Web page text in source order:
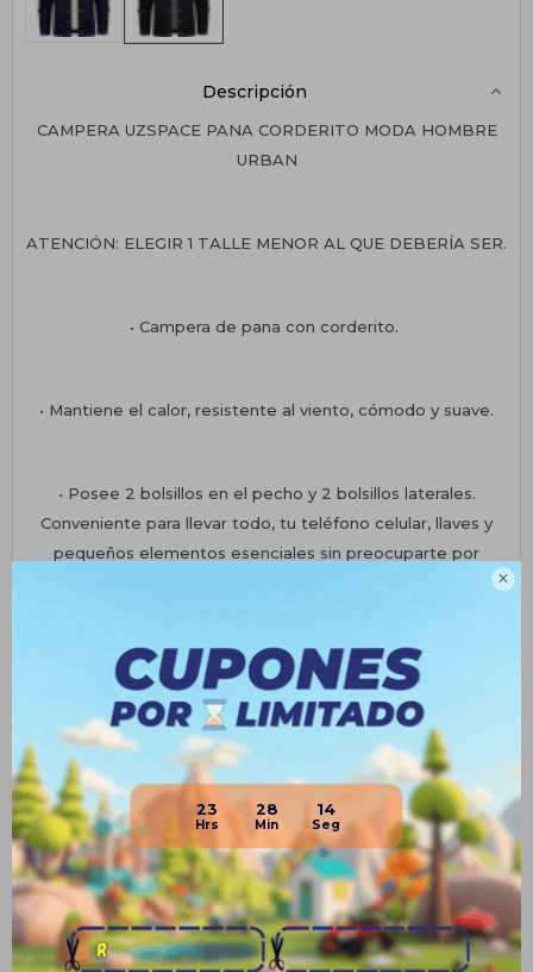

23 28 14
Descripción
CAMPERA UZSPACE PANA CORDERITO MODA HOMBRE
URBAN
ATENCIÓN: ELEGIR 1 TALLE MENOR AL QUE DEBERÍA SER.
• Campera de pana con corderito.
• Mantiene el calor, resistente al viento, cómodo y suave.
• Posee 2 bolsillos en el pecho y 2 bolsillos laterales.
Conveniente para llevar todo, tu teléfono celular, llaves y
pequeños elementos esenciales sin preocuparte por
• Cierre frontal de botón a presión, diseño de solapa, puños
y dobladillo ajustables.
Planes de cuotas
Envíos
Medios de pago